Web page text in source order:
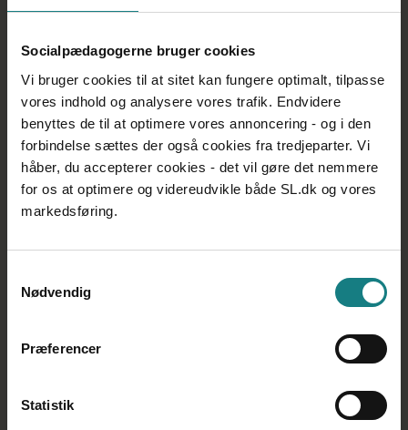
Socialpædagogerne bruger cookies
Vi bruger cookies til at sitet kan fungere optimalt, tilpasse
vores indhold og analysere vores trafik. Endvidere
benyttes de til at optimere vores annoncering - og i den
forbindelse sættes der også cookies fra tredjeparter. Vi
håber, du accepterer cookies - det vil gøre det nemmere
for os at optimere og videreudvikle både SL.dk og vores
markedsføring.
Nødvendig
Præferencer
Statistik
Uddannelsen må
give dig ret til optag på eller
være led i en videregående uddannelse.
Du kan kun deltage i uddannelse efter denne regel i
starten af din ledighedsperiode.
Muligheder som ledig
Befordringsgodtgørelse til ledige
Jobrettet uddannelse for ledige
Uddannelse/kursus
Virksomhedspraktik